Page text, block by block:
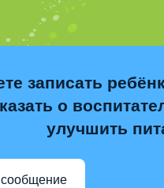
записать
о
улучшить